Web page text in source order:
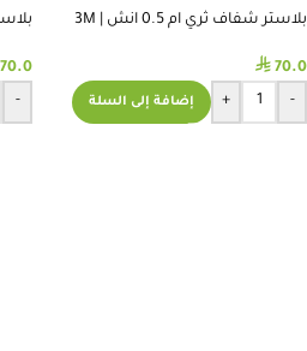
بلاستر شفاف ثري ام 0.5 انش | 3M
⃁ 70.0
-
+ إضافة إلى السلة
70.0
-